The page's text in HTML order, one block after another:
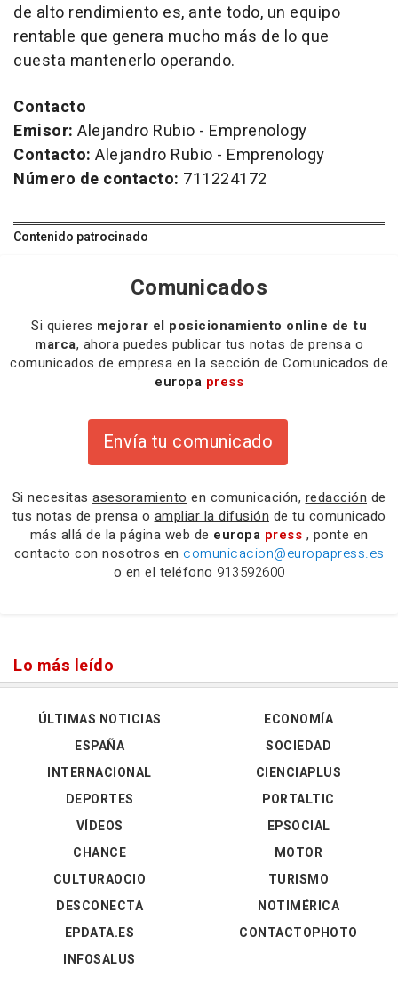
de alto rendimiento es, ante todo, un equipo
rentable que genera mucho más de lo que
cuesta mantenerlo operando.
Contacto
Emisor: Alejandro Rubio - Emprenology
Contacto: Alejandro Rubio - Emprenology
Número de contacto: 711224172
Contenido patrocinado
Comunicados
Si quieres mejorar el posicionamiento online de tu
marca, ahora puedes publicar tus notas de prensa o
comunicados de empresa en la sección de Comunicados de
europa press
Envía tu comunicado
Si necesitas asesoramiento en comunicación, redacción de
tus notas de prensa o ampliar la difusión de tu comunicado
más allá de la página web de europa press , ponte en
contacto con nosotros en comunicacion@europapress.es
o en el teléfono 913592600
Lo más leído
ÚLTIMAS NOTICIAS
ESPAÑA
INTERNACIONAL
DEPORTES
VÍDEOS
ECONOMÍA
SOCIEDAD
CIENCIAPLUS
PORTALTIC
EPSOCIAL
CHANCE
CULTURAOCIO
DESCONECTA
EPDATA.ES
INFOSALUS
MOTOR
TURISMO
NOTIMÉRICA
CONTACTOPHOTO